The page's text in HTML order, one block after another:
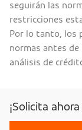
seguirán las
restricciones
Por lo tanto, los
normas antes
análisis de
¡Solicita